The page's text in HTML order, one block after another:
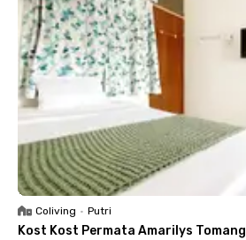
Coliving • Putri
Kost Kost Permata Amarilys Tomang